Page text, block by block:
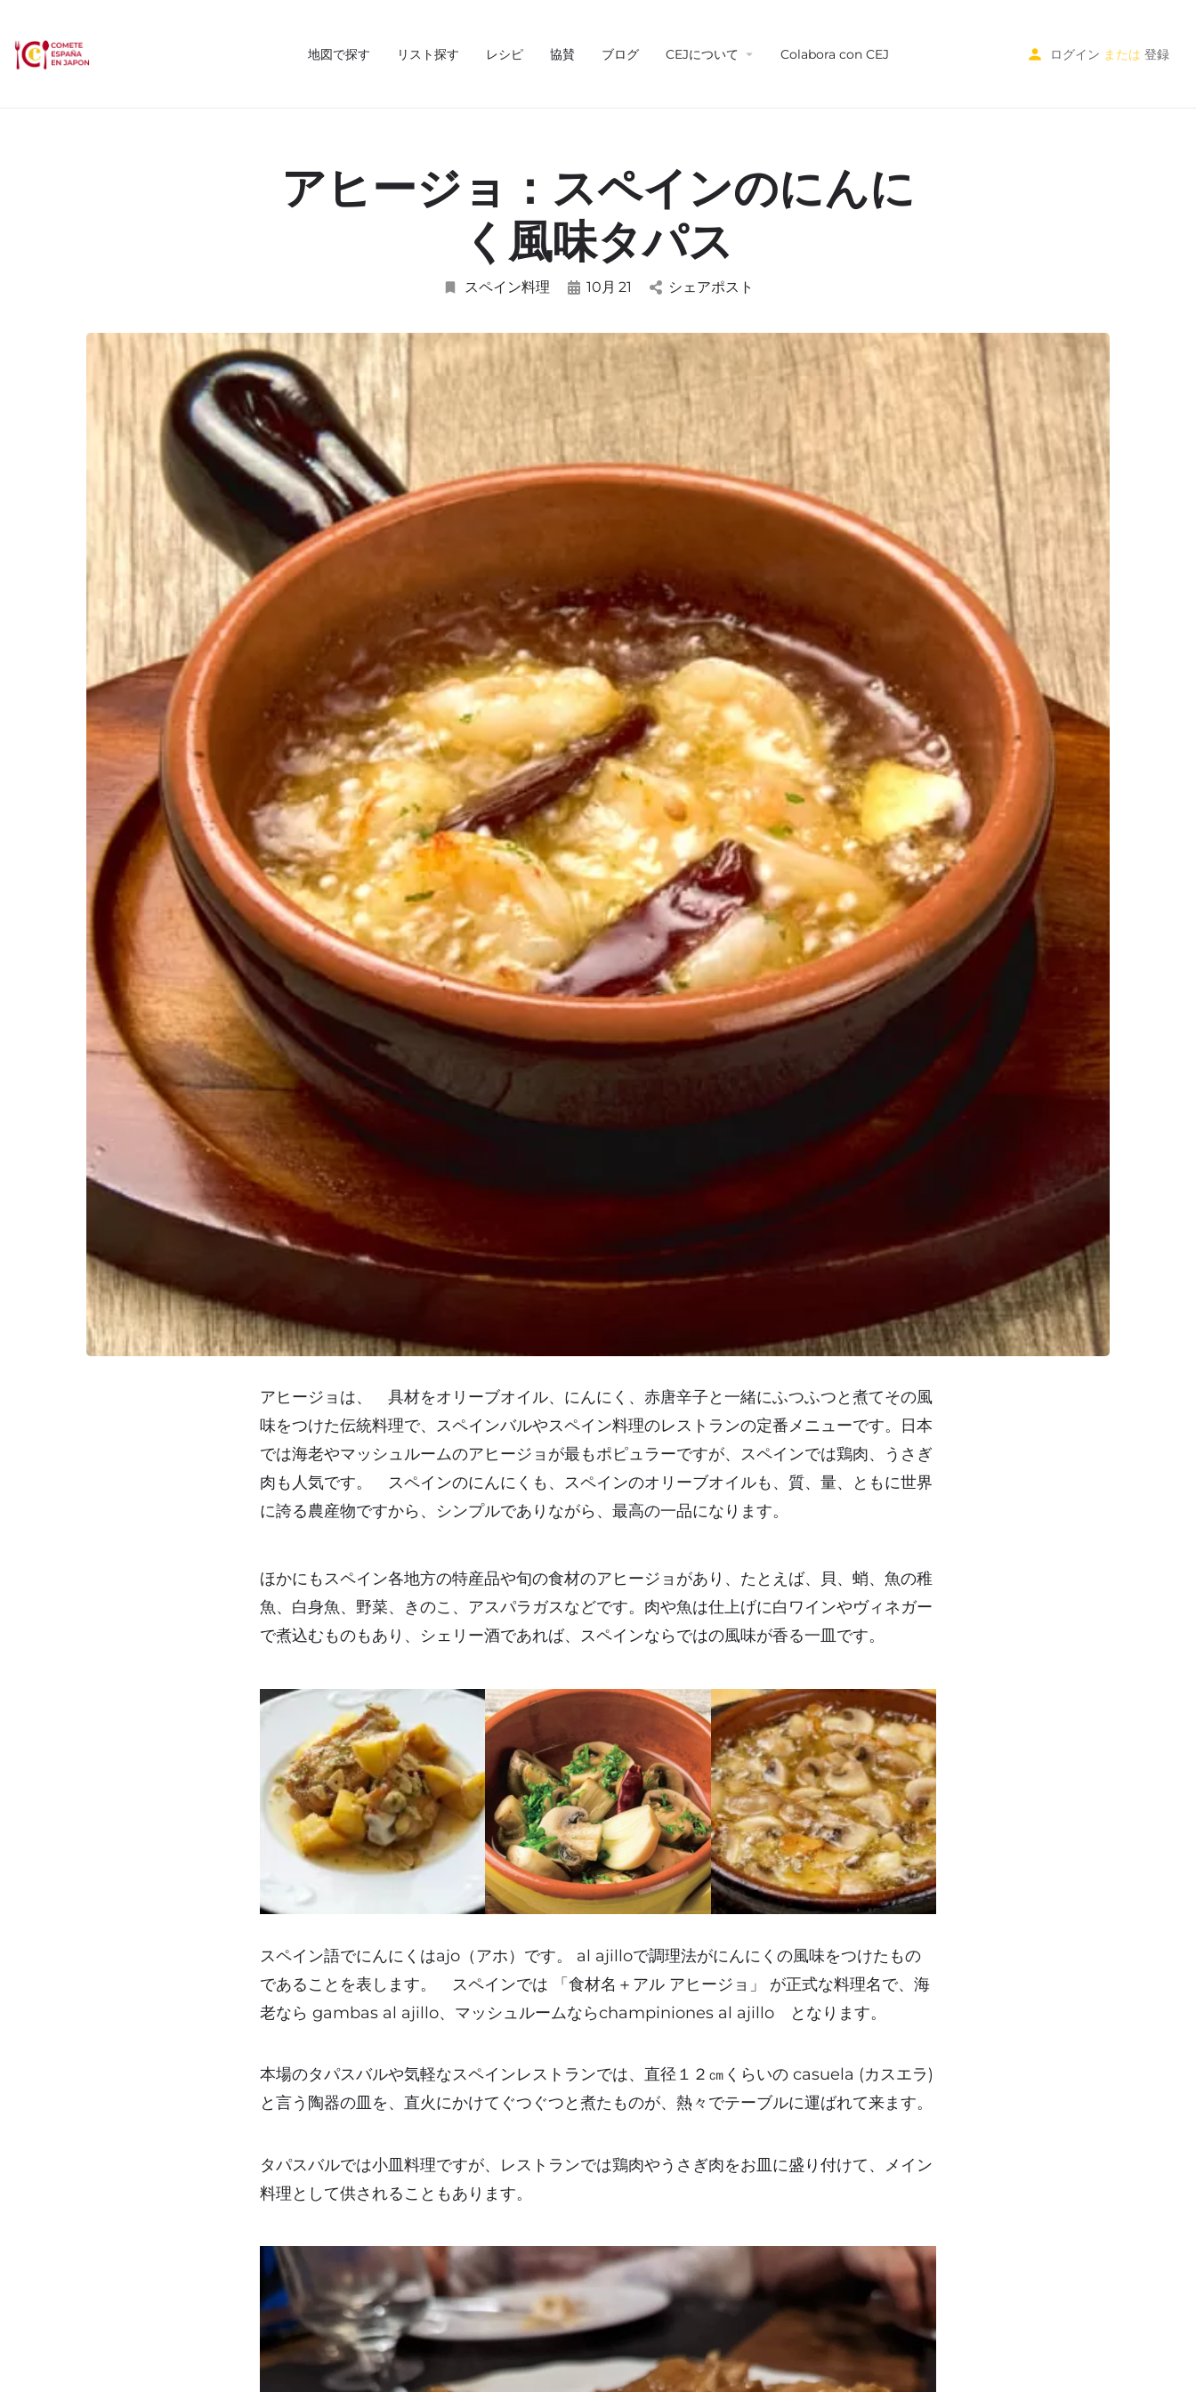
地図で探す リスト探す レシピ 協賛 ブログ CEJについて Colabora con CEJ ログイン または 登録
アヒージョ：スペインのにんに
く風味タパス
スペイン料理 10月 21 シェアポスト
アヒージョは、 具材をオリーブオイル、にんにく、赤唐辛子と一緒にふつふつと煮てその風
味をつけた伝統料理で、スペインバルやスペイン料理のレストランの定番メニューです。日本
では海老やマッシュルームのアヒージョが最もポピュラーですが、スペインでは鶏肉、うさぎ
肉も人気です。 スペインのにんにくも、スペインのオリーブオイルも、質、量、ともに世界
に誇る農産物ですから、シンプルでありながら、最高の一品になります。
ほかにもスペイン各地方の特産品や旬の食材のアヒージョがあり、たとえば、貝、蛸、魚の稚
魚、白身魚、野菜、きのこ、アスパラガスなどです。肉や魚は仕上げに白ワインやヴィネガー
で煮込むものもあり、シェリー酒であれば、スペインならではの風味が香る一皿です。
スペイン語でにんにくはajo（アホ）です。 al ajilloで調理法がにんにくの風味をつけたもの
であることを表します。 スペインでは 「食材名＋アル アヒージョ」 が正式な料理名で、海
老なら gambas al ajillo、マッシュルームならchampiniones al ajillo となります。
本場のタパスバルや気軽なスペインレストランでは、直径１２㎝くらいの casuela (カスエラ)
と言う陶器の皿を、直火にかけてぐつぐつと煮たものが、熱々でテーブルに運ばれて来ます。
タパスバルでは小皿料理ですが、レストランでは鶏肉やうさぎ肉をお皿に盛り付けて、メイン
料理として供されることもあります。